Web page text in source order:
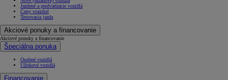
Jazdené a predvádzacie vozidlá
Ceny vozidiel
Testovacia jazda
Akciové ponuky a financovanie
Akciové ponuky a financovanie
Špeciálna ponuka
Osobné vozidlá
Úžitkové vozidlá
Financovanie